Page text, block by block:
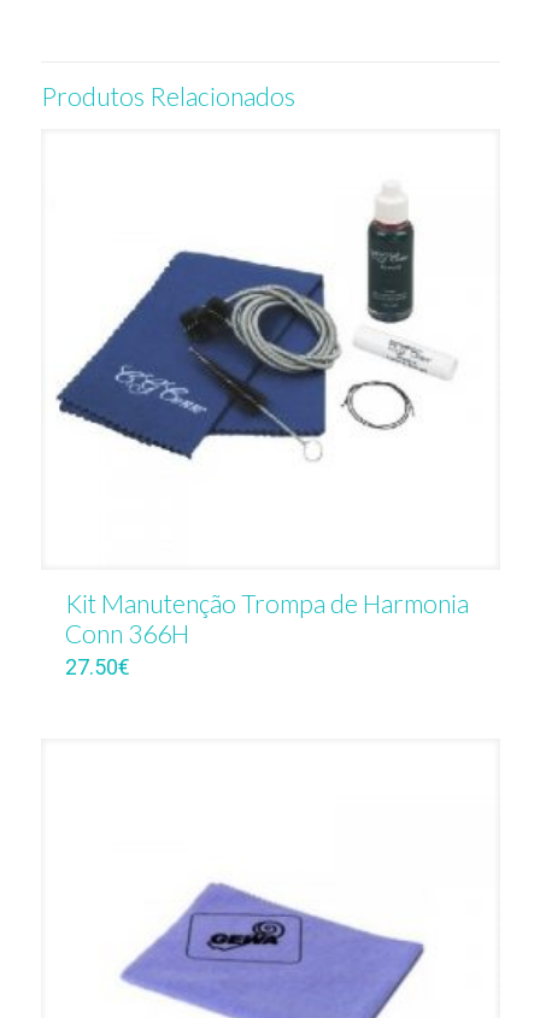
Produtos Relacionados
Kit Manutenção Trompa de Harmonia
Conn 366H
27.50€